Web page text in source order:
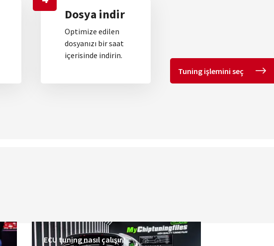
Dosya indir
Optimize edilen
dosyanızı bir saat
içerisinde indirin.
Tuning işlemini seç
ECU tuning nasıl çalışır?